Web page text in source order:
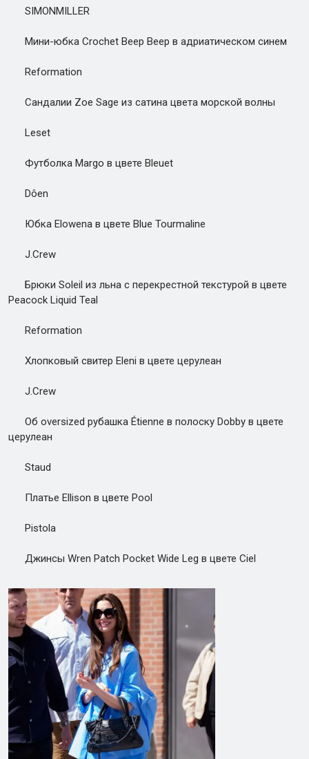
SIMONMILLER
Мини-юбка Crochet Beep Beep в адриатическом синем
Reformation
Сандалии Zoe Sage из сатина цвета морской волны
Leset
Футболка Margo в цвете Bleuet
Dôen
Юбка Elowena в цвете Blue Tourmaline
J.Crew
Брюки Soleil из льна с перекрестной текстурой в цвете
Peacock Liquid Teal
Reformation
Хлопковый свитер Eleni в цвете церулеан
J.Crew
Об oversized рубашка Étienne в полоску Dobby в цвете
церулеан
Staud
Платье Ellison в цвете Pool
Pistola
Джинсы Wren Patch Pocket Wide Leg в цвете Ciel